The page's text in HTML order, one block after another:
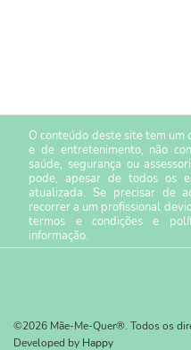
O conteúdo deste site tem
e de entretenimento, não
saúde, segurança ou
pode, apesar de todos os
atualizada. Se precisar de
recorrer a um profissional
termos e condiçõese
informação.
©2026 Mãe-Me-Quer®. Todos os
Developed by Happy